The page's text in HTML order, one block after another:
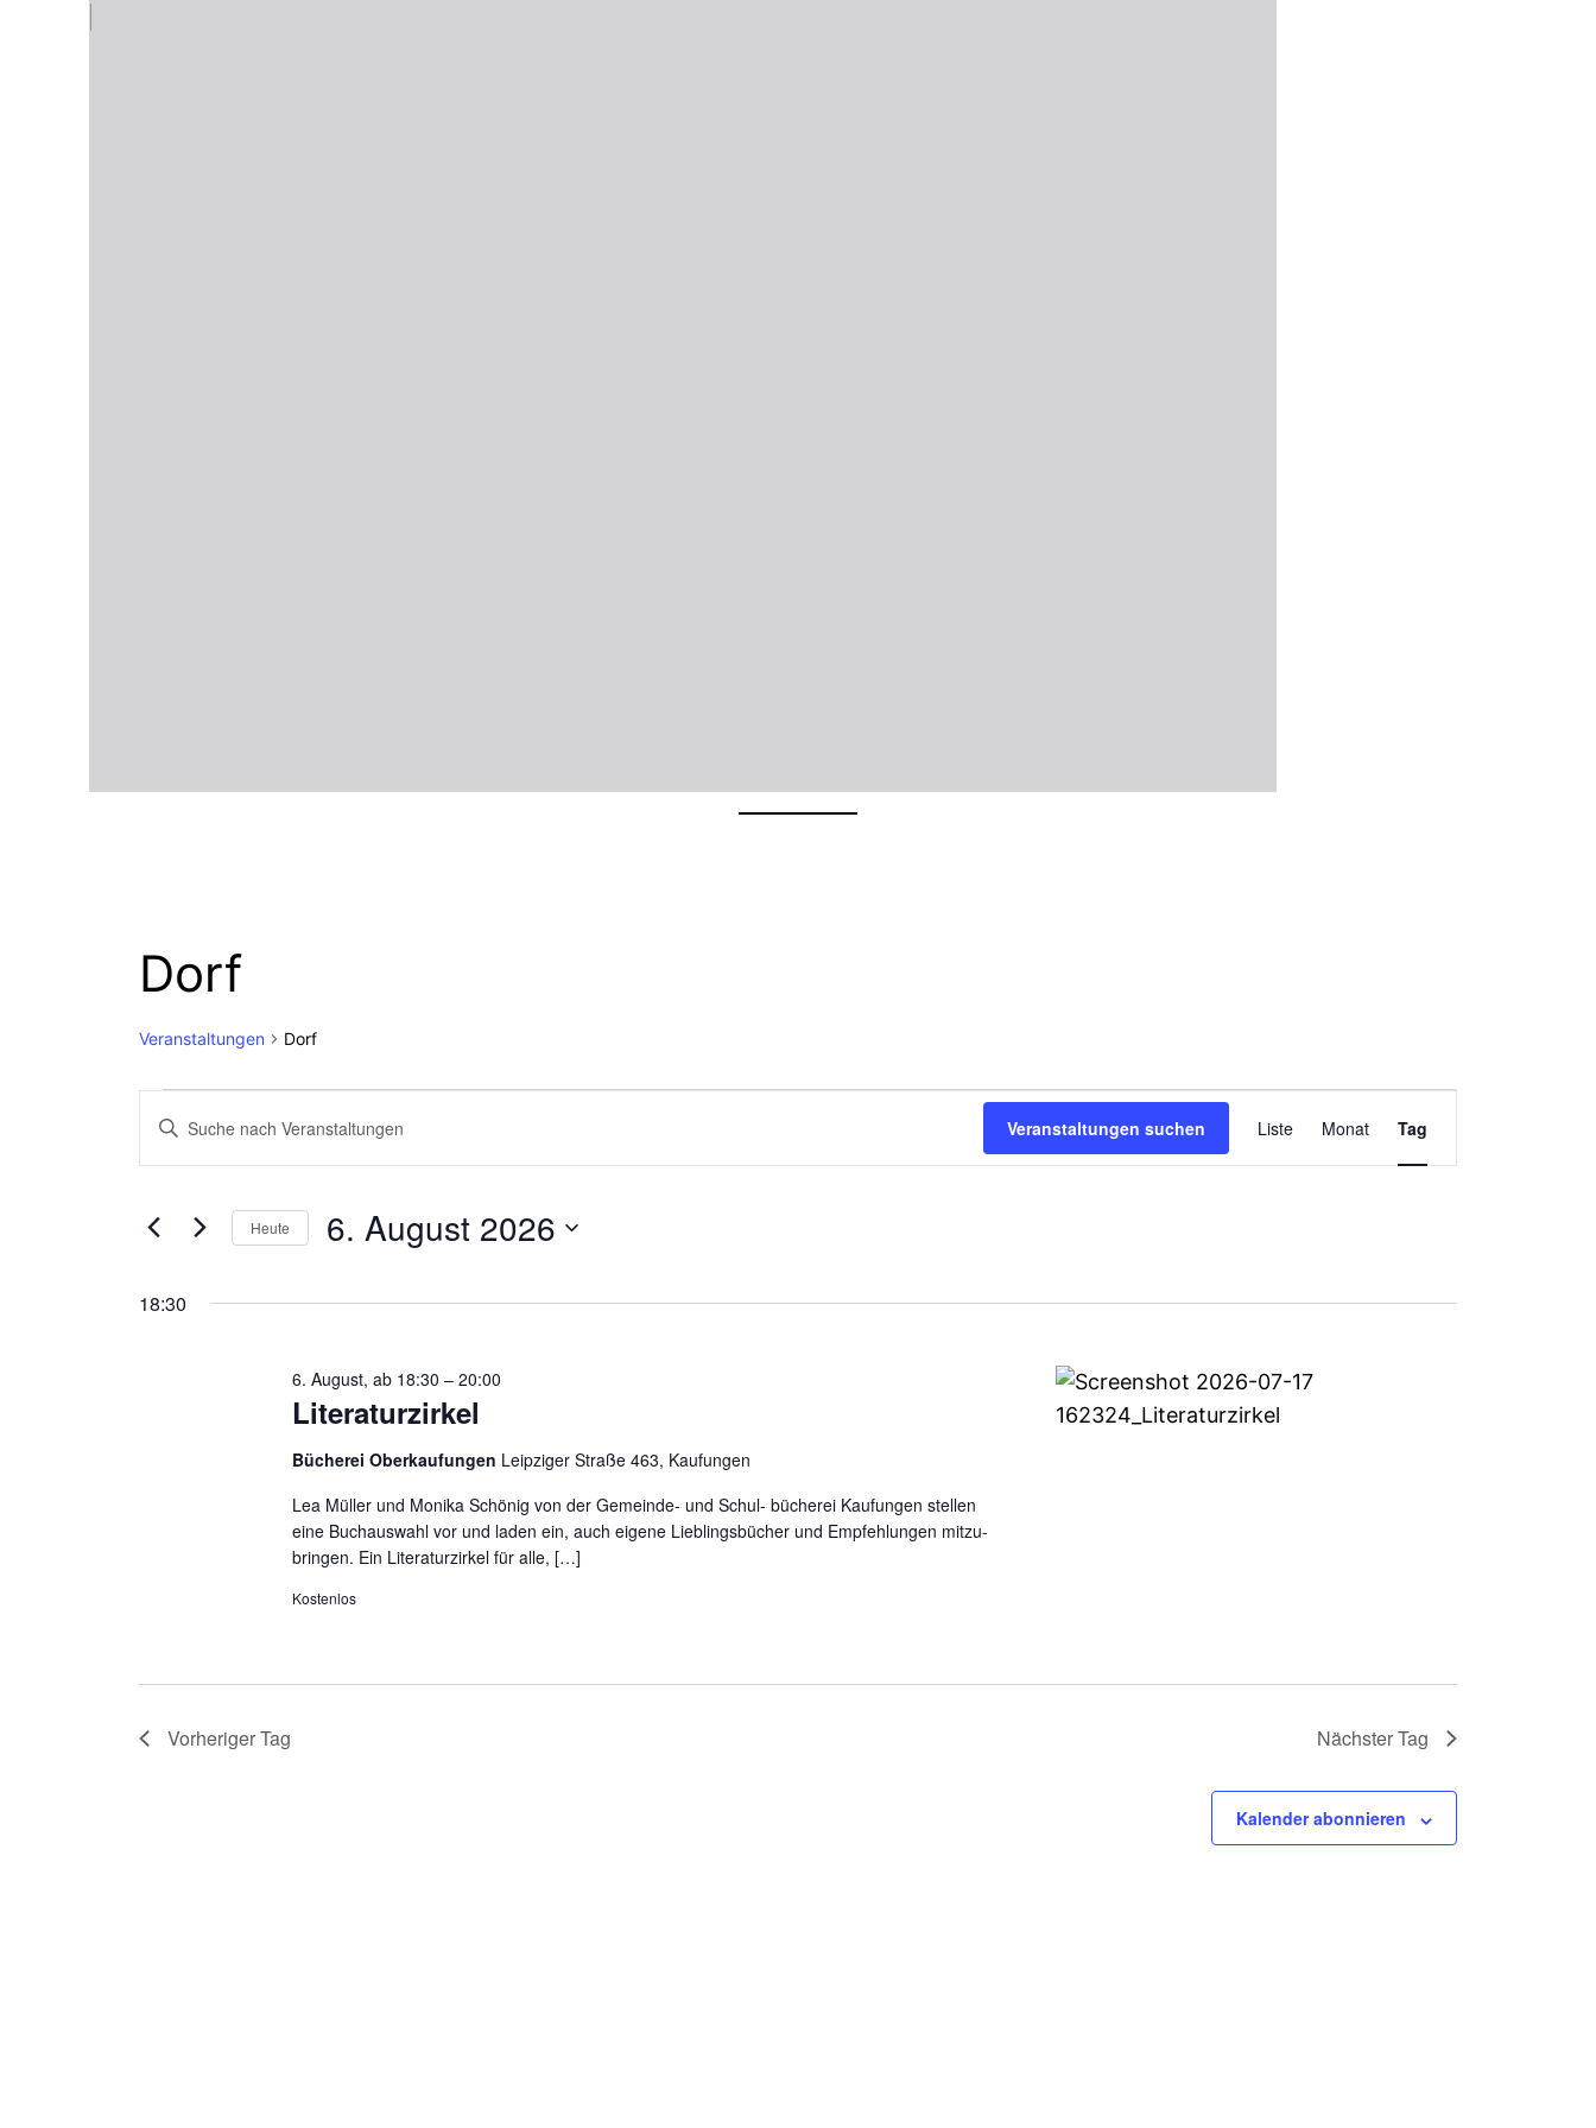
Dorf
Veranstaltungen Dorf
Veranstaltungen
für
Veranstaltungen
Suche
und
Navigation
Bitte
Suche
Veranstaltungen suchen
Ansichten-
Liste Monat Tag
Heute 6. August 2026
wählen.
18:30
Literaturzirkel
6. August, ab 18:30 – 20:00
Bücherei Oberkaufungen Leipziger Straße 463, Kaufungen
Lea Müller und Monika Schönig von der Gemeinde- und Schul- bücherei Kaufungen stellen
eine Buchauswahl vor und laden ein, auch eigene Lieblingsbücher und Empfehlungen mitzu-
bringen. Ein Literaturzirkel für alle, […]
Kostenlos
Vorheriger Tag Nächster Tag
Kalender abonnieren